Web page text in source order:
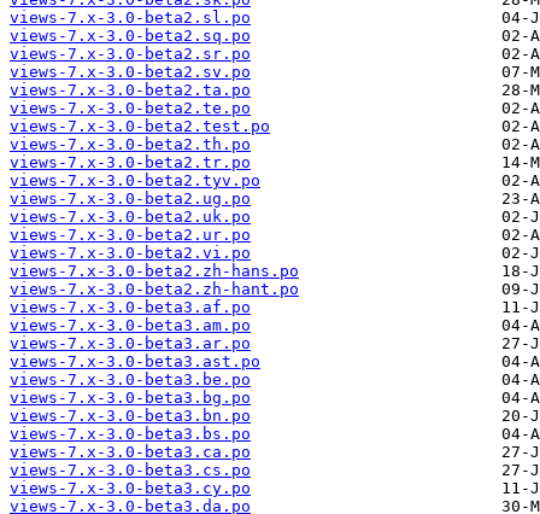
views-7.x-3.0-beta2.sl.po
views-7.x-3.0-beta2.sq.po
views-7.x-3.0-beta2.sr.po
views-7.x-3.0-beta2.sv.po
views-7.x-3.0-beta2.ta.po
views-7.x-3.0-beta2.te.po
views-7.x-3.0-beta2.test.po
views-7.x-3.0-beta2.th.po
views-7.x-3.0-beta2.tr.po
views-7.x-3.0-beta2.tyv.po
views-7.x-3.0-beta2.ug.po
views-7.x-3.0-beta2.uk.po
views-7.x-3.0-beta2.ur.po
views-7.x-3.0-beta2.vi.po
views-7.x-3.0-beta2.zh-hans.po
views-7.x-3.0-beta2.zh-hant.po
views-7.x-3.0-beta3.af.po
views-7.x-3.0-beta3.am.po
views-7.x-3.0-beta3.ar.po
views-7.x-3.0-beta3.ast.po
views-7.x-3.0-beta3.be.po
views-7.x-3.0-beta3.bg.po
views-7.x-3.0-beta3.bn.po
views-7.x-3.0-beta3.bs.po
views-7.x-3.0-beta3.ca.po
views-7.x-3.0-beta3.cs.po
views-7.x-3.0-beta3.cy.po
views-7.x-3.0-beta3.da.po